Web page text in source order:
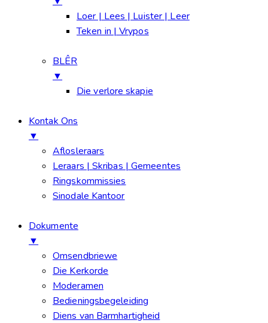
Loer | Lees | Luister | Leer
Teken in | Vrypos
BLÊR
▼
Die verlore skapie
Kontak Ons
▼
Aflosleraars
Leraars | Skribas | Gemeentes
Ringskommissies
Sinodale Kantoor
Dokumente
▼
Omsendbriewe
Die Kerkorde
Moderamen
Bedieningsbegeleiding
Diens van Barmhartigheid